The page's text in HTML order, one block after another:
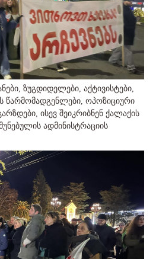
ზუგდიდელები, აქტივისტები,
წარმომადგენლები, ოპოზიციური
ისევ შეიკრიბნენ ქალაქის
ადმინისტრაციის